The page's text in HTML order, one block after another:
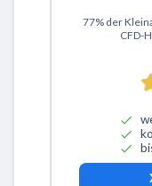
77% der
CFD-